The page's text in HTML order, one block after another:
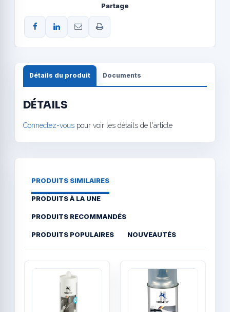
Partage
Détails du produit Documents
DÉTAILS
Connectez-vous pour voir les détails de l'article
PRODUITS SIMILAIRES
PRODUITS À LA UNE
PRODUITS RECOMMANDÉS
PRODUITS POPULAIRES NOUVEAUTÉS
Quick View